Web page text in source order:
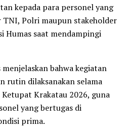
kepada para personel yang
TNI, Polri maupun stakeholder
Humas saat mendampingi
bahwa kegiatan
rutin dilaksanakan selama
Krakatau 2026, guna
yang bertugas di
prima.